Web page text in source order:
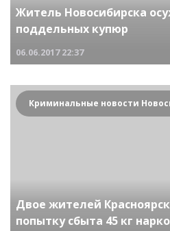
Житель Новосибирска
поддельных купюр
06.06.2017 22:37
Двое жителей
попытку сбыта 45 кг